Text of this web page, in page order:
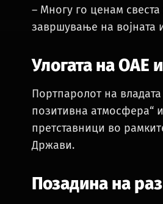
– Многу го ценам
завршување на војната
Улогата на ОАЕ
Портпаролот на
позитивна атмосфера“
претставници во
Држави.
Позадина на